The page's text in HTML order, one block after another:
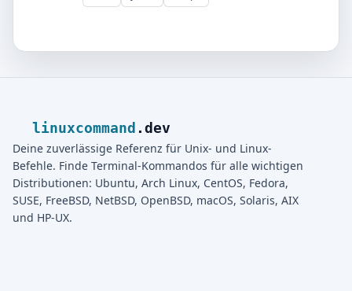
linuxcommand .dev
Deine zuverlässige Referenz für Unix- und Linux-
Befehle. Finde Terminal-Kommandos für alle wichtigen
Distributionen: Ubuntu, Arch Linux, CentOS, Fedora,
SUSE, FreeBSD, NetBSD, OpenBSD, macOS, Solaris, AIX
und HP-UX.